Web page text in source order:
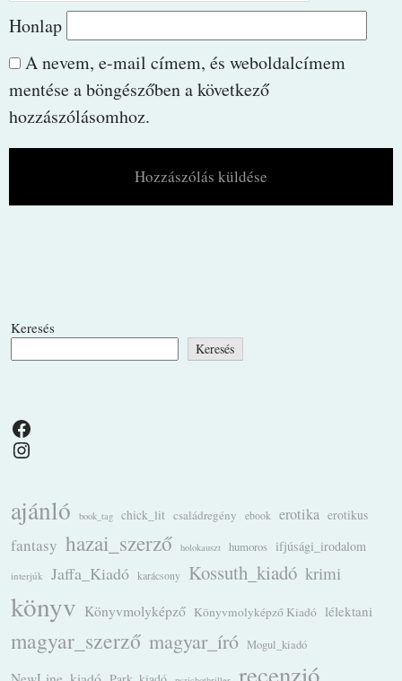
Honlap
A nevem, e-mail címem, és weboldalcímem
mentése a böngészőben a következő
hozzászólásomhoz.
Keresés
Keresés
Facebook
Instagram
ajánló book_tag chick_lit családregény ebook erotika erotikus
fantasy hazai_szerző holokauszt humoros ifjúsági_irodalom
interjúk Jaffa_Kiadó karácsony Kossuth_kiadó krimi
könyv Könyvmolyképző Könyvmolyképző Kiadó lélektani
magyar_szerző magyar_író Mogul_kiadó